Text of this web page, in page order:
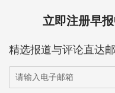
立即注册早
精选报道与评论直达